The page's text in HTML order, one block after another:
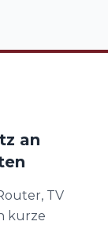
an
TV
kurze